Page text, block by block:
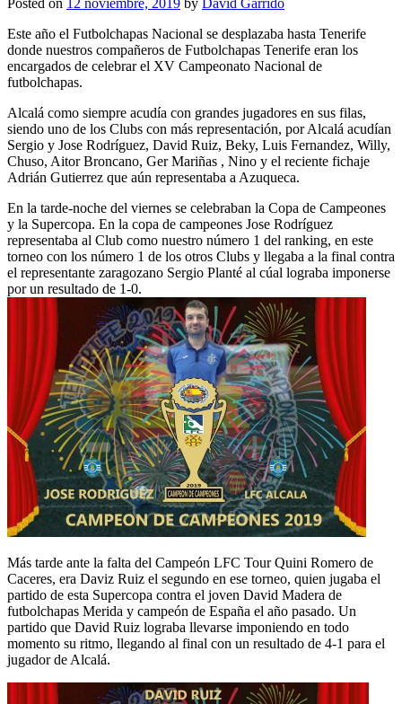
Este año el Futbolchapas Nacional se desplazaba hasta Tenerife
donde nuestros compañeros de Futbolchapas Tenerife eran los
encargados de celebrar el XV Campeonato Nacional de
futbolchapas.
Alcalá como siempre acudía con grandes jugadores en sus filas,
siendo uno de los Clubs con más representación, por Alcalá acudían
Sergio y Jose Rodríguez, David Ruiz, Beky, Luis Fernandez, Willy,
Chuso, Aitor Broncano, Ger Mariñas , Nino y el reciente fichaje
Adrián Gutierrez que aún representaba a Azuqueca.
En la tarde-noche del viernes se celebraban la Copa de Campeones
y la Supercopa. En la copa de campeones Jose Rodríguez
representaba al Club como nuestro número 1 del ranking, en este
torneo con los número 1 de los otros Clubs y llegaba a la final contra
el representante zaragozano Sergio Planté al cúal lograba imponerse
por un resultado de 1-0.
Más tarde ante la falta del Campeón LFC Tour Quini Romero de
Caceres, era Daviz Ruiz el segundo en ese torneo, quien jugaba el
partido de esta Supercopa contra el joven David Madera de
futbolchapas Merida y campeón de España el año pasado. Un
partido que David Ruiz lograba llevarse imponiendo en todo
momento su ritmo, llegando al final con un resultado de 4-1 para el
jugador de Alcalá.